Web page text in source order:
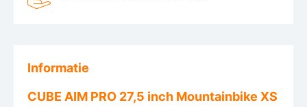
Informatie
CUBE AIM PRO 27,5 inch Mountainbike XS